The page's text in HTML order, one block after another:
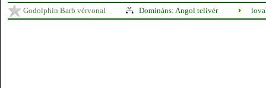
Godolphin Barb vérvonal
Domináns: Angol telivér